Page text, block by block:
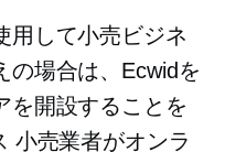
用して小売ビジネ
の場合は、Ecwidを
を開設することを
小売業者がオンラ